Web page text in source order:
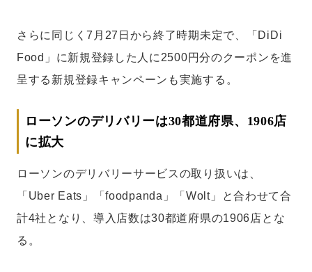
さらに同じく7月27日から終了時期未定で、「DiDi
Food」に新規登録した人に2500円分のクーポンを進
呈する新規登録キャンペーンも実施する。
ローソンのデリバリーは30都道府県、1906店
に拡大
ローソンのデリバリーサービスの取り扱いは、
「Uber Eats」「foodpanda」「Wolt」と合わせて合
計4社となり、導入店数は30都道府県の1906店とな
る。